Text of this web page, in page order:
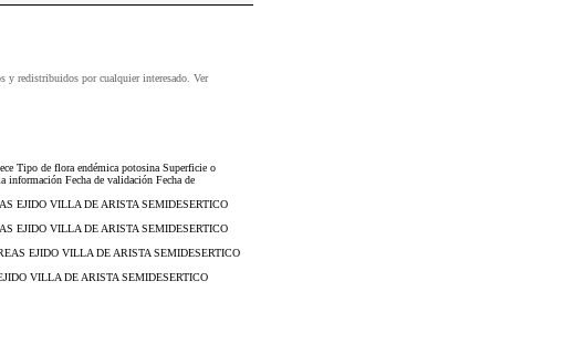
y redistribuidos por cualquier interesado. Ver
Tipo de flora endémica potosina Superficie o
información Fecha de validación Fecha de
EJIDO VILLA DE ARISTA SEMIDESERTICO
EJIDO VILLA DE ARISTA SEMIDESERTICO
EJIDO VILLA DE ARISTA SEMIDESERTICO
VILLA DE ARISTA SEMIDESERTICO